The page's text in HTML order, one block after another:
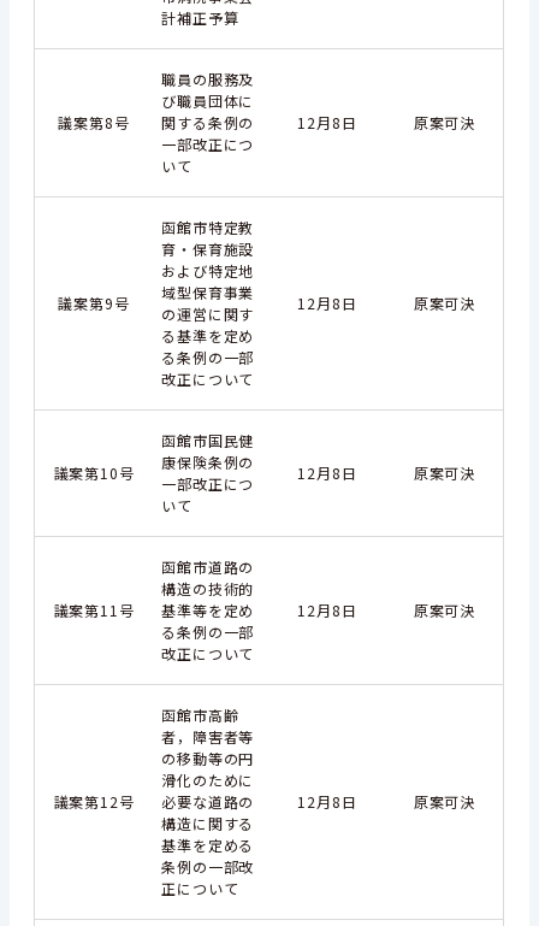
計補正予算
議案第8号
職員の服務及
び職員団体に
関する条例の
一部改正につ
いて
12月8日 原案可決
議案第9号
函館市特定教
育・保育施設
および特定地
域型保育事業
の運営に関す
る基準を定め
る条例の一部
改正について
12月8日 原案可決
議案第10号
函館市国民健
康保険条例の
一部改正につ
いて
12月8日 原案可決
議案第11号
函館市道路の
構造の技術的
基準等を定め
る条例の一部
改正について
12月8日 原案可決
議案第12号
函館市高齢
者，障害者等
の移動等の円
滑化のために
必要な道路の
構造に関する
基準を定める
条例の一部改
正について
12月8日 原案可決